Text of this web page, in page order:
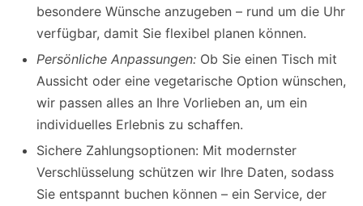
besondere Wünsche anzugeben – rund um die Uhr
verfügbar, damit Sie flexibel planen können.
Persönliche Anpassungen: Ob Sie einen Tisch mit
Aussicht oder eine vegetarische Option wünschen,
wir passen alles an Ihre Vorlieben an, um ein
individuelles Erlebnis zu schaffen.
Sichere Zahlungsoptionen: Mit modernster
Verschlüsselung schützen wir Ihre Daten, sodass
Sie entspannt buchen können – ein Service, der